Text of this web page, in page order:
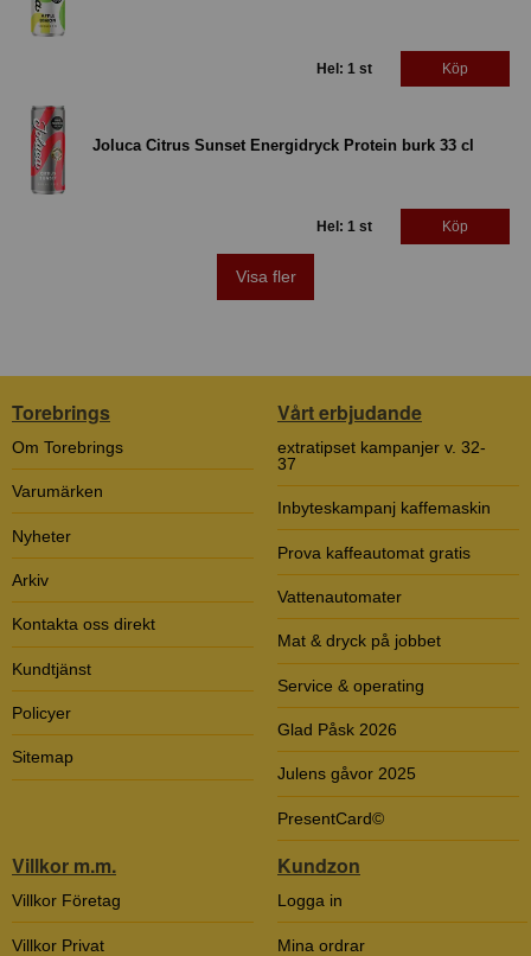
Hel: 1 st Köp
Joluca Citrus Sunset Energidryck Protein burk 33 cl
Hel: 1 st Köp
Visa fler
Torebrings
Om Torebrings
Varumärken
Nyheter
Arkiv
Kontakta oss direkt
Kundtjänst
Policyer
Sitemap
Vårt erbjudande
extratipset kampanjer v. 32-
37
Inbyteskampanj kaffemaskin
Prova kaffeautomat gratis
Vattenautomater
Mat & dryck på jobbet
Service & operating
Glad Påsk 2026
Julens gåvor 2025
PresentCard©
Villkor m.m.
Villkor Företag
Villkor Privat
Kundzon
Logga in
Mina ordrar